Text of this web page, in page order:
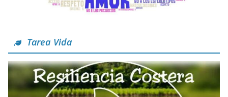
Tarea Vida